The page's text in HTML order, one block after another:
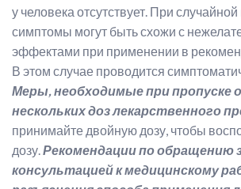
у человека отсутствует. При
симптомы могут быть схожи с
эффектами при применении в
В этом случае проводится
Меры, необходимые при пропуске
нескольких доз лекарственного
принимайте двойную дозу, чтобы
дозу.Рекомендации по обращению
консультацией к медицинскому